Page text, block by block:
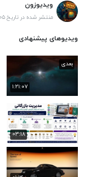
ویدیوزون
منتشر شده در تاریخ ۱۴۰۵/۰۲/۰۵
ویدیوهای پیشنهادی
۱:۲۱:۰۷
بعدی
۰۳:۱۸